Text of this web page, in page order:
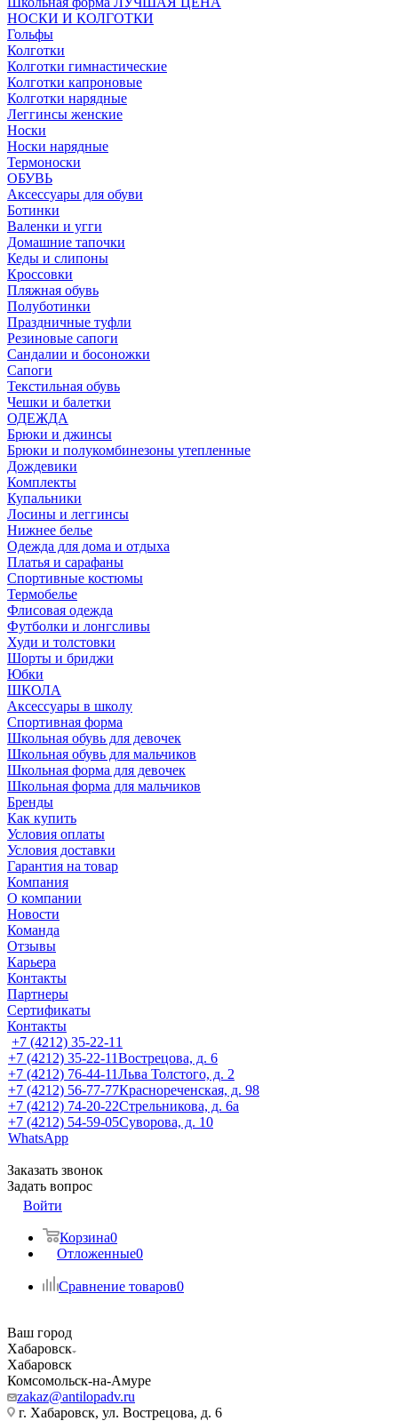
НОСКИ И КОЛГОТКИ
Гольфы
Колготки
Колготки гимнастические
Колготки капроновые
Колготки нарядные
Леггинсы женские
Носки
Носки нарядные
Термоноски
ОБУВЬ
Аксессуары для обуви
Ботинки
Валенки и угги
Домашние тапочки
Кеды и слипоны
Кроссовки
Пляжная обувь
Полуботинки
Праздничные туфли
Резиновые сапоги
Сандалии и босоножки
Сапоги
Текстильная обувь
Чешки и балетки
ОДЕЖДА
Брюки и джинсы
Брюки и полукомбинезоны утепленные
Дождевики
Комплекты
Купальники
Лосины и леггинсы
Нижнее белье
Одежда для дома и отдыха
Платья и сарафаны
Спортивные костюмы
Термобелье
Флисовая одежда
Футболки и лонгсливы
Худи и толстовки
Шорты и бриджи
Юбки
ШКОЛА
Аксессуары в школу
Спортивная форма
Школьная обувь для девочек
Школьная обувь для мальчиков
Школьная форма для девочек
Школьная форма для мальчиков
Бренды
Как купить
Условия оплаты
Условия доставки
Гарантия на товар
Компания
О компании
Новости
Команда
Отзывы
Карьера
Контакты
Партнеры
Сертификаты
Контакты
+7 (4212) 35-22-11
+7 (4212) 35-22-11Вострецова, д. 6
+7 (4212) 76-44-11Льва Толстого, д. 2
+7 (4212) 56-77-77Краснореченская, д. 98
+7 (4212) 74-20-22Стрельникова, д. 6а
+7 (4212) 54-59-05Суворова, д. 10
WhatsApp
Заказать звонок
Задать вопрос
Войти
Корзина0
Отложенные0
Сравнение товаров0
Ваш город
Хабаровск
Хабаровск
Комсомольск-на-Амуре
zakaz@antilopadv.ru
г. Хабаровск, ул. Вострецова, д. 6